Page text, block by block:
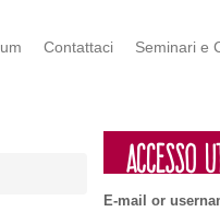
Contattaci Seminari e
Accesso
E-mail or